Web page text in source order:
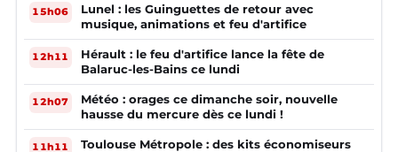
15h06
Lunel : les Guinguettes de retour avec
musique, animations et feu d'artifice
12h11
Hérault : le feu d'artifice lance la fête de
Balaruc-les-Bains ce lundi
12h07
Météo : orages ce dimanche soir, nouvelle
hausse du mercure dès ce lundi !
11h11
Toulouse Métropole : des kits économiseurs